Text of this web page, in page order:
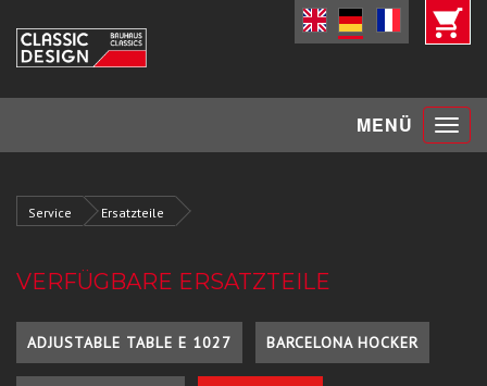
MENÜ Toggle
Service Ersatzteile
VERFÜGBARE ERSATZTEILE
ADJUSTABLE TABLE E 1027 BARCELONA HOCKER